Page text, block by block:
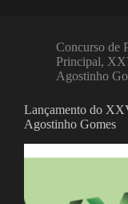
Concurso de
Principal,
Agostinho
Lançamento do
Agostinho Gomes